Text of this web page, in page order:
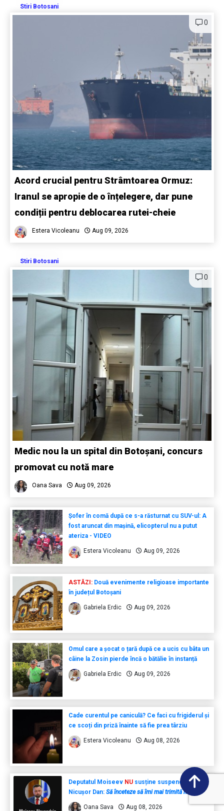
Stiri Botosani
0
Acord crucial pentru Strâmtoarea Ormuz:
Iranul se apropie de o înțelegere, dar pune
condiții pentru deblocarea rutei-cheie
Estera Vicoleanu Aug 09, 2026
Stiri Botosani
0
Medic nou la un spital din Botoșani, concurs
promovat cu notă mare
Oana Sava Aug 09, 2026
Șofer în comă după ce s-a răsturnat cu SUV-ul: A
fost aruncat din mașină, elicopterul nu a putut
ateriza - VIDEO
Estera Vicoleanu Aug 09, 2026
ASTĂZI:Două evenimente religioase importante
în județul Botoșani
Gabriela Erdic Aug 09, 2026
Omul care a șocat o țară după ce a ucis cu bâta un
câine la Zosin pierde încă o bătălie în instanță
Gabriela Erdic Aug 09, 2026
Cade curentul pe caniculă? Ce faci cu frigiderul și
ce scoți din priză înainte să fie prea târziu
Estera Vicoleanu Aug 08, 2026
Deputatul Moiseev NU susține suspendarea lui
Nicușor Dan: Să înceteze să îmi mai trimită mesaje
Oana Sava Aug 08, 2026